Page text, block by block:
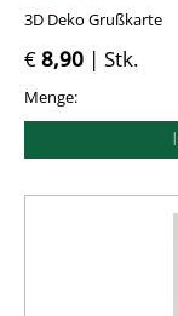
3D Deko Grußkarte
€8,90 | Stk.
Menge: